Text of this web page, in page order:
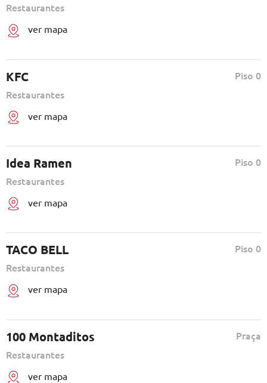
Restaurantes
ver mapa
KFC
Piso 0
Restaurantes
ver mapa
Idea Ramen
Piso 0
Restaurantes
ver mapa
TACO BELL
Piso 0
Restaurantes
ver mapa
100 Montaditos
Praça
Restaurantes
ver mapa